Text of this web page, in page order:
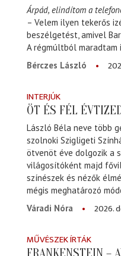
Árpád, elindítom a
– Velem ilyen tekerős
beszélgetést, amivel
A régmúltból maradtam
Bérczes László
INTERJÚK
ÖT ÉS FÉL
László Béla neve több
szolnoki Szigligeti
ötvenöt éve dolgozik a
világosítóként majd
színészek és nézők
mégis meghatározó
Váradi Nóra
2026.
MŰVÉSZEK ÍRTÁK
FRANKENSTEIN –